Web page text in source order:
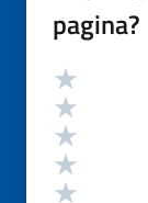
pagina?
Valutazione